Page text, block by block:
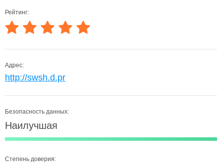
Рейтинг:
Адрес:
http://swsh.d.pr
Безопасность данных:
Наилучшая
Степень доверия: